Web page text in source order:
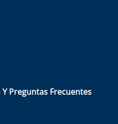
Preguntas Frecuentes